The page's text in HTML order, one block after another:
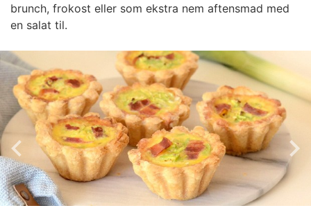
brunch, frokost eller som ekstra nem aftensmad med
en salat til.